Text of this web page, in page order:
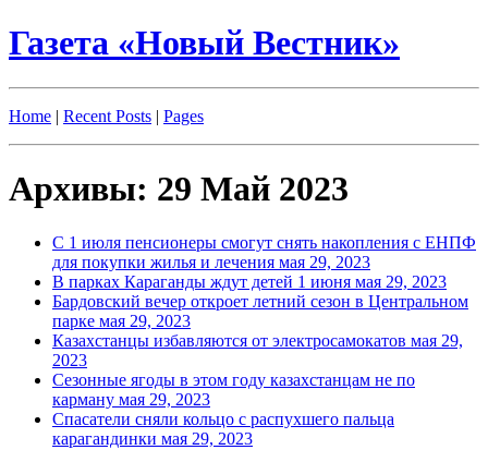
Газета «Новый Вестник»
Home | Recent Posts | Pages
Архивы: 29 Май 2023
С 1 июля пенсионеры смогут снять накопления с ЕНПФ
для покупки жилья и лечения мая 29, 2023
В парках Караганды ждут детей 1 июня мая 29, 2023
Бардовский вечер откроет летний сезон в Центральном
парке мая 29, 2023
Казахстанцы избавляются от электросамокатов мая 29,
2023
Сезонные ягоды в этом году казахстанцам не по
карману мая 29, 2023
Спасатели сняли кольцо с распухшего пальца
карагандинки мая 29, 2023